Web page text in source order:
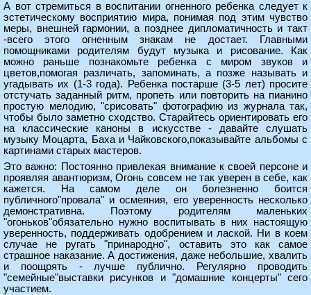
А вот стремиться в воспитании огненного ребенка следует к
эстетическому восприятию мира, понимая под этим чувство
меры, внешней гармонии, а позднее дипломатичность и такт
-всего этого огненным знакам не достает. Главными
помощниками родителям будут музыка и рисование. Как
можно раньше познакомьте ребенка с миром звуков и
цветов,помогая различать, запоминать, а позже называть и
угадывать их (1-3 года). Ребенка постарше (3-5 лет) просите
отстучать заданный ритм, пропеть или повторить на пианино
простую мелодию, "срисовать" фотографию из журнала так,
чтобы было заметно сходство. Старайтесь ориентировать его
на классические каноны в искусстве - давайте слушать
музыку Моцарта, Баха и Чайковского,показывайте альбомы с
картинами старых мастеров.
Это важно: Постоянно привлекая внимание к своей персоне и
проявляя авантюризм, Огонь совсем не так уверен в себе, как
кажется. На самом деле он болезненно боится
публичного"провала" и осмеяния, его уверенность несколько
демонстративна. Поэтому родителям маленьких
"огоньков"обязательно нужно воспитывать в них настоящую
уверенность, поддерживать одобрением и лаской. Ни в коем
случае не ругать "принародно", оставить это как самое
страшное наказание. А достижения, даже небольшие, хвалить
и поощрять - лучше публично. Регулярно проводить
"семейные"выставки рисунков и "домашние концерты" сего
участием.